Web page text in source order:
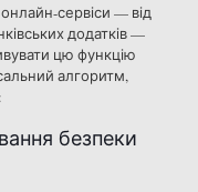
сервіси — від
додатків —
цю функцію
алгоритм,
безпеки